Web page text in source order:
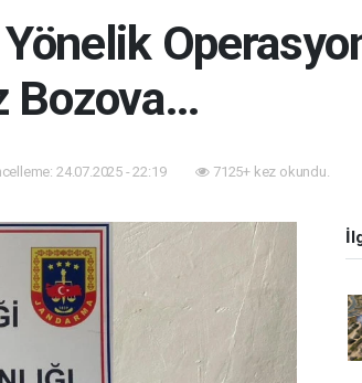
Bozova…
24.07.2025 - 22:19 7125+ kez okundu.